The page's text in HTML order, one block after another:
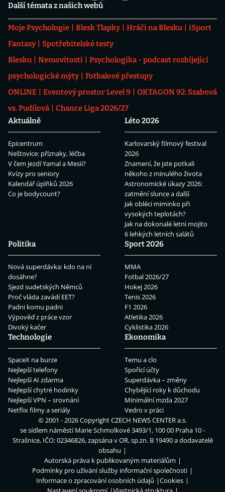
Další témata z našich webů
Moje Psychologie Blesk Tlapky Hráči na Blesku
iSport
Fantasy
Spotřebitelské testy
Blesku
Nemovitosti
Psychologika - podcast rozbíjející
psychologické mýty
Fotbalové přestupy
ONLINE
Eventový prostor Level 9
OKTAGON 92: Szabová
vs. Pudilová
Chance Liga 2026/27
Aktuálně
Epicentrum
Neštovice: příznaky, léčba
V čem jezdí Yamal a Mesii?
Kvízy pro seniory
Kalendář úplňků 2026
Co je bodycount?
Léto 2026
Karlovarský filmový festival
2026
Znamení, že jste potkali
někoho z minulého života
Astronomické úkazy 2026:
zatmění slunce a další
Jak obléci miminko při
vysokých teplotách?
Jak na dokonalé letní mojito
6 lehkých letních salátů
Politika
Nová superdávka: kdo na ní
dosáhne?
Sjezd sudetských Němců
Proč vláda zavádí EET?
Padni komu padni
Výpověď z práce vzor
Divoký kačer
Sport 2026
MMA
Fotbal 2026/27
Hokej 2026
Tenis 2026
F1 2026
Atletika 2026
Cyklistika 2026
Technologie
SpaceX na burze
Nejlepší telefony
Nejlepší AI zdarma
Nejlepší chytré hodinky
Nejlepší VPN – srovnání
Netflix filmy a seriály
Ekonomika
Temu a clo
Spořicí účty
Superdávka – změny
Chybějící roky k důchodu
Minimální mzda 2027
Vedro v práci
© 2001 - 2026 CopyrightCZECH NEWS CENTER a.s.
se sídlem náměstí Marie Schmolkové 3493/1, 100 00 Praha 10 -
Strašnice, IČO: 02346826, zapsána v OR, sp.zn. B 19490 a dodavatelé
obsahu
Autorská práva k publikovaným materiálům
Podmínky pro užívání služby informační společnosti
Informace o zpracování osobních údajů
Cookies